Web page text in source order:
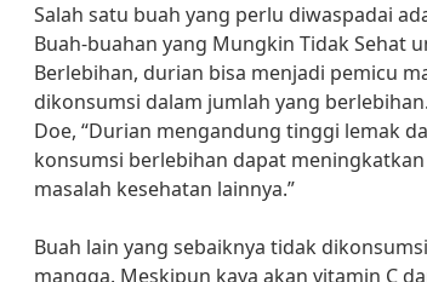
Salah satu buah yang perlu diwaspadai
Buah-buahan yang Mungkin Tidak Sehat
Berlebihan, durian bisa menjadi pemicu
dikonsumsi dalam jumlah yang
Doe, “Durian mengandung tinggi lemak
konsumsi berlebihan dapat
masalah kesehatan lainnya.”
Buah lain yang sebaiknya tidak
mangga. Meskipun kaya akan vitamin C